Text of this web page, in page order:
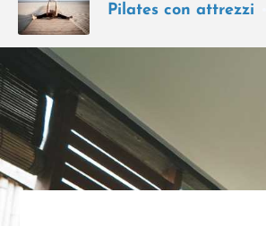
Pilates con attrezzi